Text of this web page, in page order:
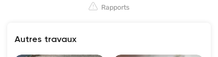
Rapports
Autres travaux